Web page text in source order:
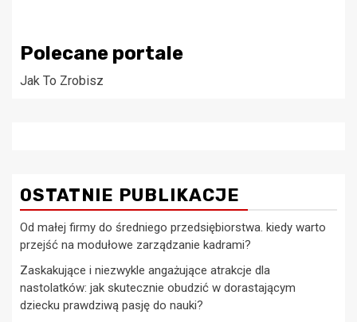
Polecane portale
Jak To Zrobisz
OSTATNIE PUBLIKACJE
Od małej firmy do średniego przedsiębiorstwa. kiedy warto
przejść na modułowe zarządzanie kadrami?
Zaskakujące i niezwykle angażujące atrakcje dla
nastolatków: jak skutecznie obudzić w dorastającym
dziecku prawdziwą pasję do nauki?